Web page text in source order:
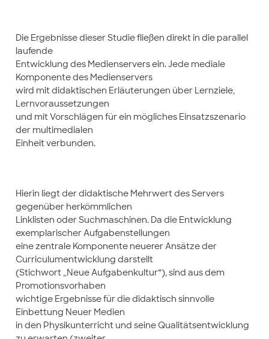
Die Ergebnisse dieser Studie fließen direkt in die parallel
laufende
Entwicklung des Medienservers ein. Jede mediale
Komponente des Medienservers
wird mit didaktischen Erläuterungen über Lernziele,
Lernvoraussetzungen
und mit Vorschlägen für ein mögliches Einsatzszenario
der multimedialen
Einheit verbunden.
Hierin liegt der didaktische Mehrwert des Servers
gegenüber herkömmlichen
Linklisten oder Suchmaschinen. Da die Entwicklung
exemplarischer Aufgabenstellungen
eine zentrale Komponente neuerer Ansätze der
Curriculumentwicklung darstellt
(Stichwort „Neue Aufgabenkultur“), sind aus dem
Promotionsvorhaben
wichtige Ergebnisse für die didaktisch sinnvolle
Einbettung Neuer Medien
in den Physikunterricht und seine Qualitätsentwicklung